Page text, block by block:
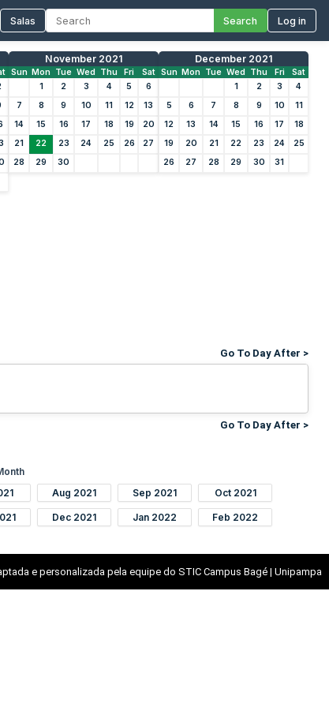
Salas Search Log in
November 2021
Sun Mon Tue Wed Thu Fri
Sat
1
2 3 4 5
6
7
8 9 10 11 12
13
14
15 16 17 18 19
20
21
22 23 24 25 26
27
28
29 30
December 2021
Sun Mon Tue Wed Thu Fri
Sat
1
2 3
4
5
6 7 8 9 10
11
12
13 14 15 16 17
18
19
20 21 22 23 24
25
26
27 28 29 30 31
Go To Day After >
Go To Day After >
Aug 2021 Sep 2021 Oct 2021
Dec 2021 Jan 2022 Feb 2022
e personalizada pela equipe do STIC Campus Bagé | Unipampa